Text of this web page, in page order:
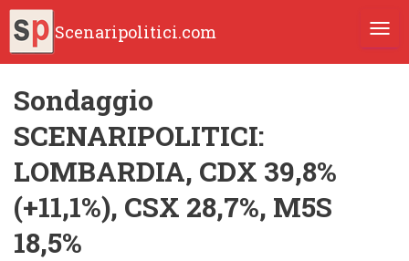
Scenaripolitici.com
Sondaggio
SCENARIPOLITICI:
LOMBARDIA, CDX 39,8%
(+11,1%), CSX 28,7%, M5S
18,5%